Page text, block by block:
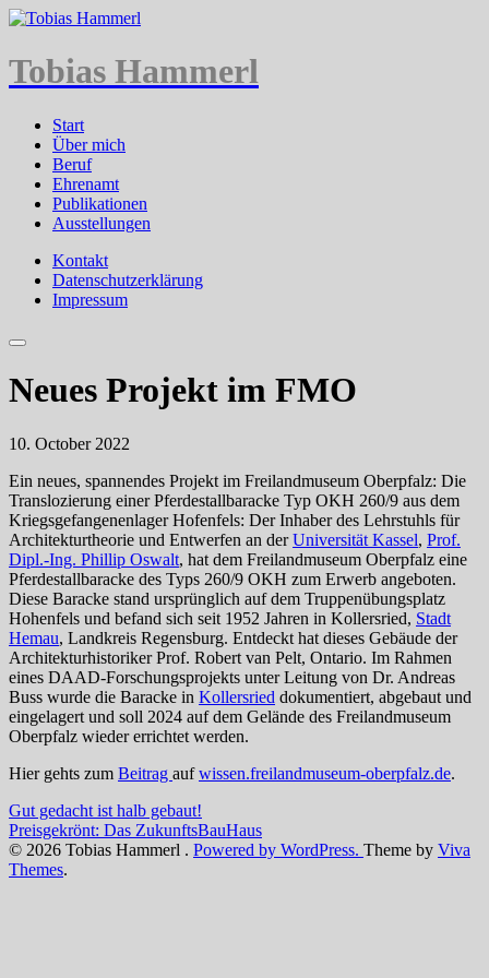
Tobias Hammerl
Start
Über mich
Beruf
Ehrenamt
Publikationen
Ausstellungen
Kontakt
Datenschutzerklärung
Impressum
Neues Projekt im FMO
10. October 2022
Ein neues, spannendes Projekt im Freilandmuseum Oberpfalz: Die
Translozierung einer Pferdestallbaracke Typ OKH 260/9 aus dem
Kriegsgefangenenlager Hofenfels: Der Inhaber des Lehrstuhls für
Architekturtheorie und Entwerfen an derUniversität Kassel, Prof.
Dipl.-Ing. Phillip Oswalt, hat dem Freilandmuseum Oberpfalz eine
Pferdestallbaracke des Typs 260/9 OKH zum Erwerb angeboten.
Diese Baracke stand ursprünglich auf dem Truppenübungsplatz
Hohenfels und befand sich seit 1952 Jahren in Kollersried, Stadt
Hemau, Landkreis Regensburg. Entdeckt hat dieses Gebäude der
Architekturhistoriker Prof. Robert van Pelt, Ontario. Im Rahmen
eines DAAD-Forschungsprojekts unter Leitung von Dr. Andreas
Buss wurde die Baracke in Kollersried dokumentiert, abgebaut und
eingelagert und soll 2024 auf dem Gelände des Freilandmuseum
Oberpfalz wieder errichtet werden.
Hier gehts zum Beitrag aufwissen.freilandmuseum-oberpfalz.de.
Post
navigation
Gut gedacht ist halb gebaut!
Preisgekrönt: Das ZukunftsBauHaus
© 2026 Tobias Hammerl . Powered by WordPress. Theme by Viva
Themes.